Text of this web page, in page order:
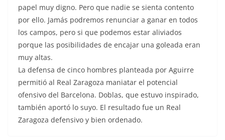
papel muy digno. Pero que nadie se sienta contento
por ello. Jamás podremos renunciar a ganar en todos
los campos, pero si que podemos estar aliviados
porque las posibilidades de encajar una goleada eran
muy altas.
La defensa de cinco hombres planteada por Aguirre
permitió al Real Zaragoza maniatar el potencial
ofensivo del Barcelona. Doblas, que estuvo inspirado,
también aportó lo suyo. El resultado fue un Real
Zaragoza defensivo y bien ordenado.